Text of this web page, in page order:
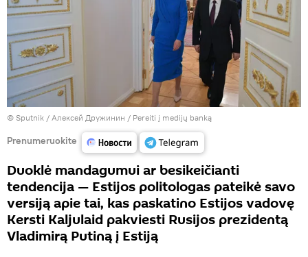
© Sputnik / Алексей Дружинин / Pereiti į medijų banką
Prenumeruokite
Duoklė mandagumui ar besikeičianti
tendencija — Estijos politologas pateikė savo
versiją apie tai, kas paskatino Estijos vadovę
Kersti Kaljulaid pakviesti Rusijos prezidentą
Vladimirą Putiną į Estiją